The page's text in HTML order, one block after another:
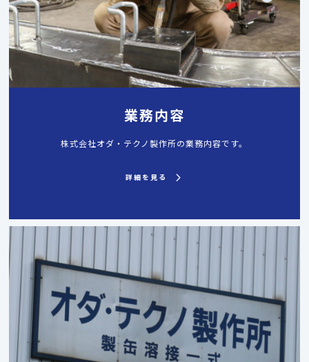
業務内容
株式会社オダ・テクノ製作所の業務内容です。
詳細を見る